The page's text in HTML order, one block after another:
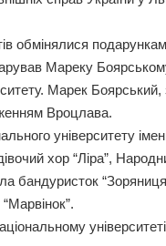
обмінялися
Мареку
Марек Боярський,
Вроцлава.
університету
хор “Ліра”,
бандуристок
університеті